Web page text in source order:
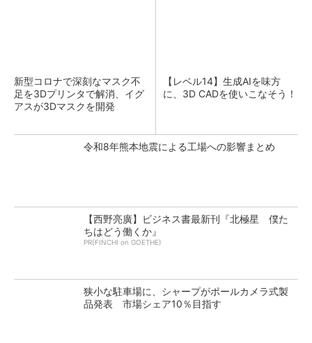
新型コロナで深刻なマスク不
足を3Dプリンタで解消、イグ
アスが3Dマスクを開発
【レベル14】生成AIを味方
に、3D CADを使いこなそう！
令和8年熊本地震による工場への影響まとめ
【西野亮廣】ビジネス書最新刊『北極星 僕た
ちはどう働くか』
PR(FINCHI on GOETHE)
狭小な駐車場に、シャープがポールカメラ式製
品発表 市場シェア10％目指す